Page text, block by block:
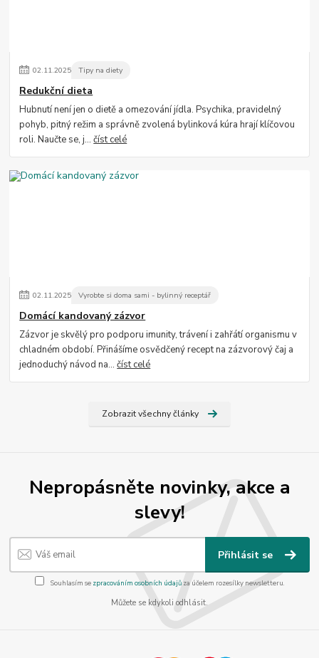
02.11.2025 Tipy na diety
Redukční dieta
Hubnutí není jen o dietě a omezování jídla. Psychika, pravidelný
pohyb, pitný režim a správně zvolená bylinková kúra hrají klíčovou
roli. Naučte se, j...číst celé
02.11.2025 Vyrobte si doma sami - bylinný receptář
Domácí kandovaný zázvor
Zázvor je skvělý pro podporu imunity, trávení i zahřátí organismu v
chladném období. Přinášíme osvědčený recept na zázvorový čaj a
jednoduchý návod na...číst celé
Zobrazit všechny články
Nepropásněte novinky, akce a
slevy!
Přihlásit se
Souhlasím se zpracováním osobních údajůza účelem rozesílky newsletteru.
Můžete se kdykoli odhlásit.